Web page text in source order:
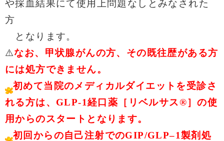
や採血結果にて使用上問題なしとみなされた
方
となります。
⚠️なお、甲状腺がんの方、その既往歴がある方
には処方できません。
初めて当院のメディカルダイエットを受診さ
れる方は、GLP-1経口薬［リベルサス®］の使
用からのスタートとなります。
初回からの自己注射でのGIP/GLP–1製剤処